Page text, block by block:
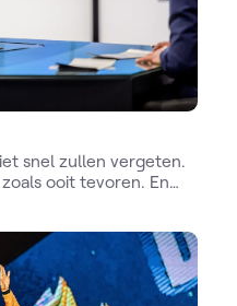
snel zullen vergeten.
ooit tevoren. En